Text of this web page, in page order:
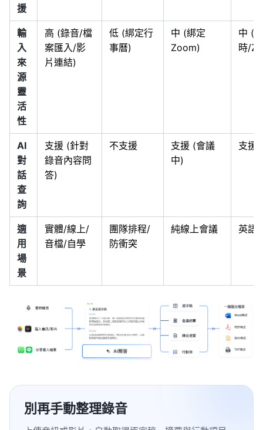
援
輸
入
來
源
靈
活
性
高 (錄音/檔
案匯入/影
片連結)
低 (綁定行
事曆)
中 (綁定
Zoom)
中 (即
時/
AI
對
話
查
詢
支援 (針對
錄音內容問
答)
不支援
支援 (會議
中)
支援
適
用
場
景
實體/線上/
音檔/自學
團隊排程/
防衝突
純線上會議 英語
別再手動整理錄音